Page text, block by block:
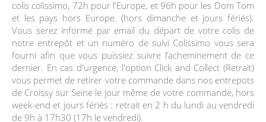
colis colissimo, 72h pour l'Europe, et 96h pour les Dom Tom
et les pays hors Europe. (hors dimanche et jours fériés).
Vous serez informé par email du départ de votre colis de
notre entrepôt et un numéro de suivi Colissimo vous sera
fourni afin que vous puissiez suivre l’acheminement de ce
dernier. En cas d'urgence, l'option Click and Collect (Retrait)
vous permet de retirer votre commande dans nos entrepots
de Croissy sur Seine le jour même de votre commande, hors
week-end et jours fériés : retrait en 2 h du lundi au vendredi
de 9h à 17h30 (17h le vendredi).